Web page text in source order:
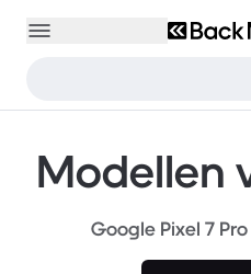
Modellen
Google Pixel 7